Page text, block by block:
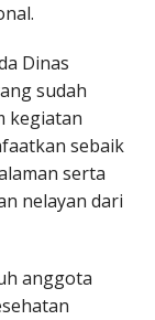
Dinas
sudah
kegiatan
sebaik
serta
nelayan dari
anggota